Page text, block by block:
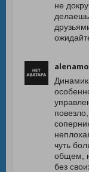
не
чуть
общем,
без